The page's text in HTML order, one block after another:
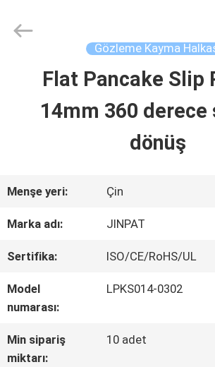
SAYFA
VR
GÖSTERISI
HAKKIMIZDA
FABRIKA
Electronics
Gözleme Kayma
Flat Pancake Slip
14mm 360 derece
dönüş
Menşe yeri: Çin
Marka adı: JINPAT
Sertifika: ISO/CE/RoHS/UL
Model
numarası:
LPKS014-0302
Min sipariş
miktarı:
10 adet